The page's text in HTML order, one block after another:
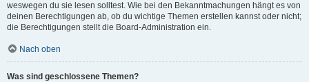
weswegen du sie lesen solltest. Wie bei den Bekanntmachungen hängt es von
deinen Berechtigungen ab, ob du wichtige Themen erstellen kannst oder nicht;
die Berechtigungen stellt die Board-Administration ein.
Nach oben
Was sind geschlossene Themen?